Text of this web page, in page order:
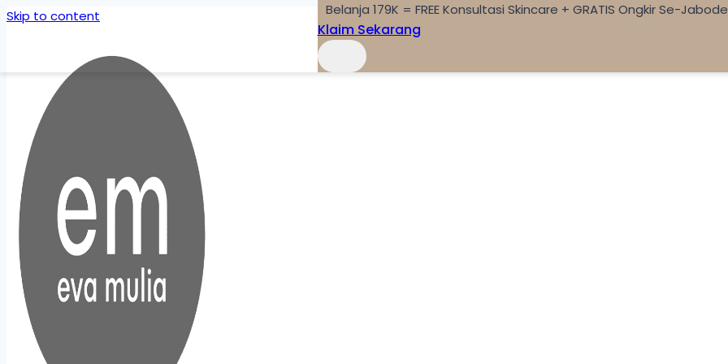
Skip to content Belanja 179K = FREE Konsultasi Skincare + GRATIS Ongkir Se-
Klaim Sekarang